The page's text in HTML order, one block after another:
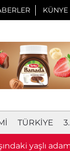
KÜNYE
TÜRKIYE
14:26